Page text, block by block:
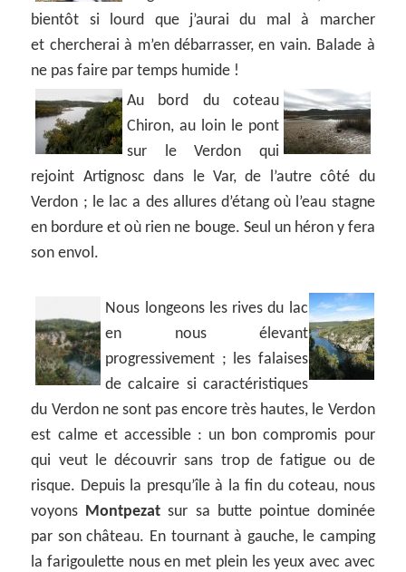
bientôt si lourd que j’aurai du mal à marcher
et chercherai à m’en débarrasser, en vain. Balade à
ne pas faire par temps humide !
Au bord du coteau
Chiron, au loin le pont
sur le Verdon qui
rejoint Artignosc dans le Var, de l’autre côté du
Verdon ; le lac a des allures d’étang où l’eau stagne
en bordure et où rien ne bouge. Seul un héron y fera
son envol.
Nous longeons les rives du lac
en nous élevant
progressivement ; les falaises
de calcaire si caractéristiques
du Verdon ne sont pas encore très hautes, le Verdon
est calme et accessible : un bon compromis pour
qui veut le découvrir sans trop de fatigue ou de
risque. Depuis la presqu’île à la fin du coteau, nous
voyons Montpezat sur sa butte pointue dominée
par son château. En tournant à gauche, le camping
la farigoulette nous en met plein les yeux avec avec